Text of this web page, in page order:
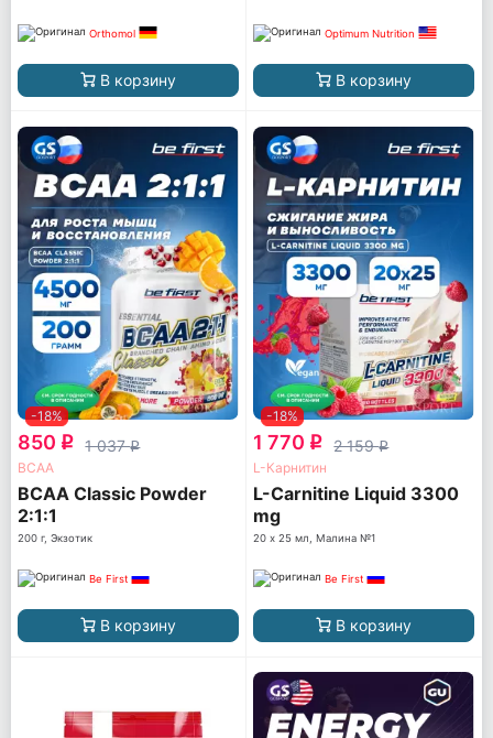
Orthomol
В корзину
Optimum Nutrition
В корзину
-18%
850 q 1 037q
ВСАА
BCAA Classic Powder
2:1:1
200 г, Экзотик
Be First
В корзину
-18%
1 770 q 2 159q
L-Карнитин
L-Carnitine Liquid 3300
mg
20 х 25 мл, Малина №1
Be First
В корзину